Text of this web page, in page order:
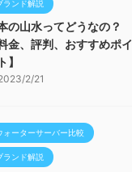
ランド解説
の山水ってどうなの？
料金、評判、おすすめポイ
】
2/21
ォーターサーバー比較
ランド解説